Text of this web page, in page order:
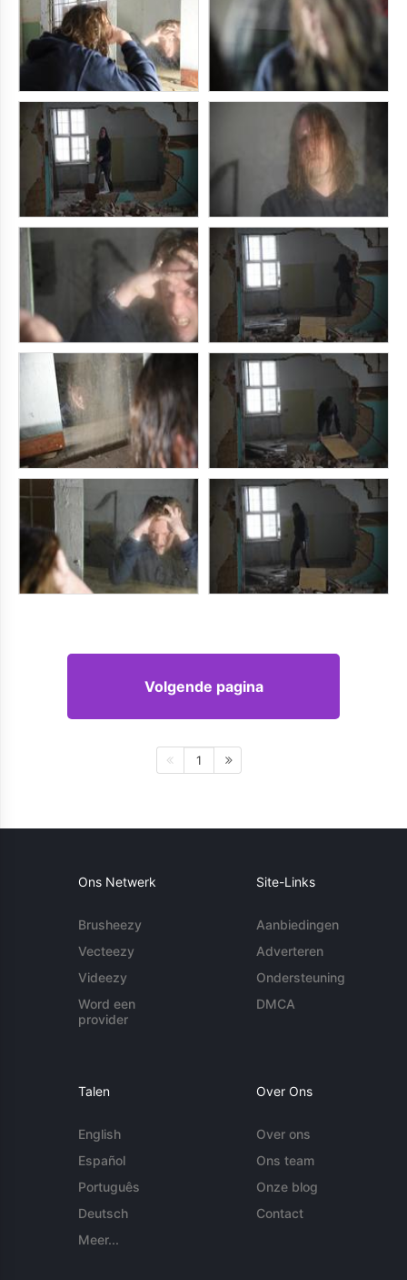
Volgende pagina
1
Ons Netwerk
Brusheezy
Vecteezy
Videezy
Word een
provider
Site-Links
Aanbiedingen
Adverteren
Ondersteuning
DMCA
Talen
English
Español
Português
Deutsch
Meer...
Over Ons
Over ons
Ons team
Onze blog
Contact